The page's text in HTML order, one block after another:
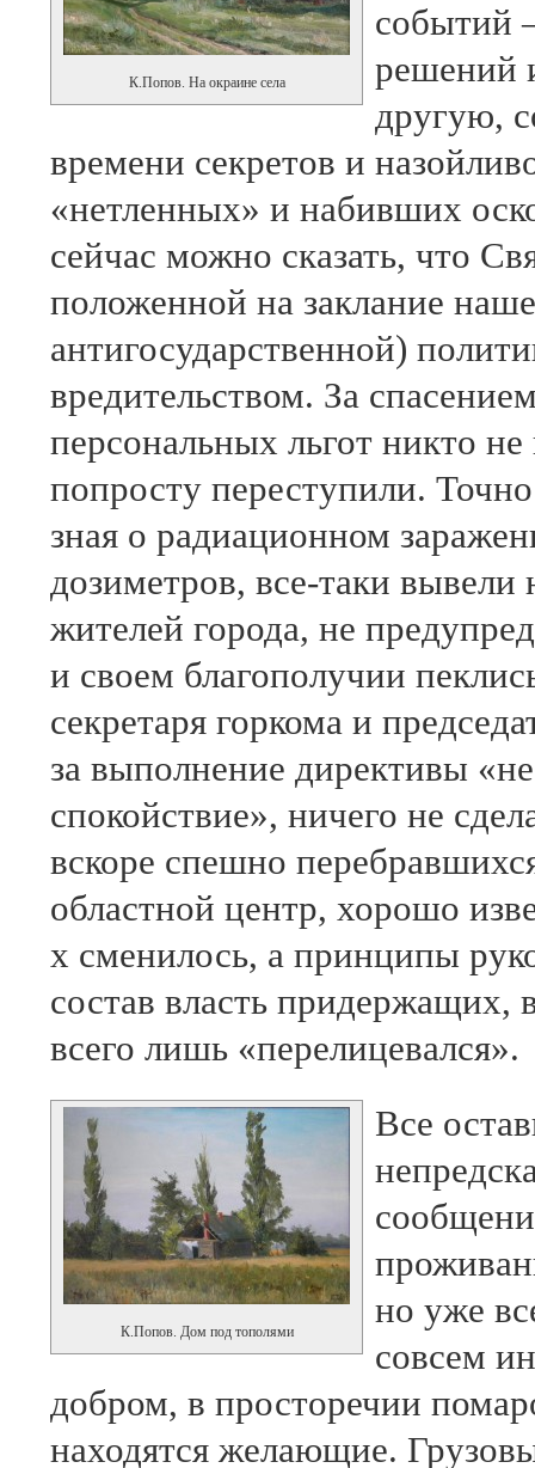
К.Попов. На окраине села
событий
решений
другую,
времени секретов и
«нетленных» и набивших
сейчас можно сказать, что
положенной на заклание
антигосударственной)
вредительством. За
персональных льгот никто
попросту переступили.
зная о радиационном
дозиметров, все-таки
жителей города, не
и своем благополучии
секретаря горкома и
за выполнение директивы
спокойствие», ничего не
вскоре спешно
областной центр, хорошо
х сменилось, а принципы
состав власть
всего лишь «перелицевался».
К.Попов. Дом под тополями
Все
но уже
совсем
добром, в просторечии
находятся желающие.